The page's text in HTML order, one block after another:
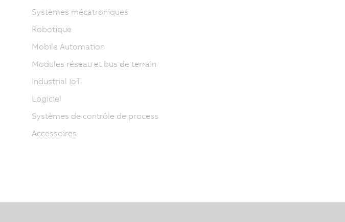
Systèmes mécatroniques
Robotique
Mobile Automation
Modules réseau et bus de terrain
Industrial IoT
Logiciel
Systèmes de contrôle de process
Accessoires